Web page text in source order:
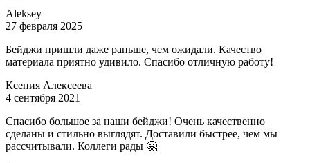
Aleksey
27 февраля 2025
Бейджи пришли даже раньше, чем ожидали. Качество
материала приятно удивило. Спасибо отличную работу!
Ксения Алексеева
4 сентября 2021
Спасибо большое за наши бейджи! Очень качественно
сделаны и стильно выглядят. Доставили быстрее, чем мы
рассчитывали. Коллеги рады 🤗